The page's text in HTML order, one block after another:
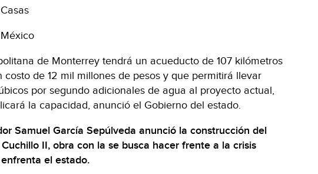
de Monterrey tendrá un acueducto de 107 kilómetros
costo de 12 mil millones de pesos y que permitirá llevar
por segundo adicionales de agua al proyecto actual,
la capacidad, anunció el Gobierno del estado.
Samuel García Sepúlveda anunció la construcción del
II, obra con la se busca hacer frente a la crisis
el estado.